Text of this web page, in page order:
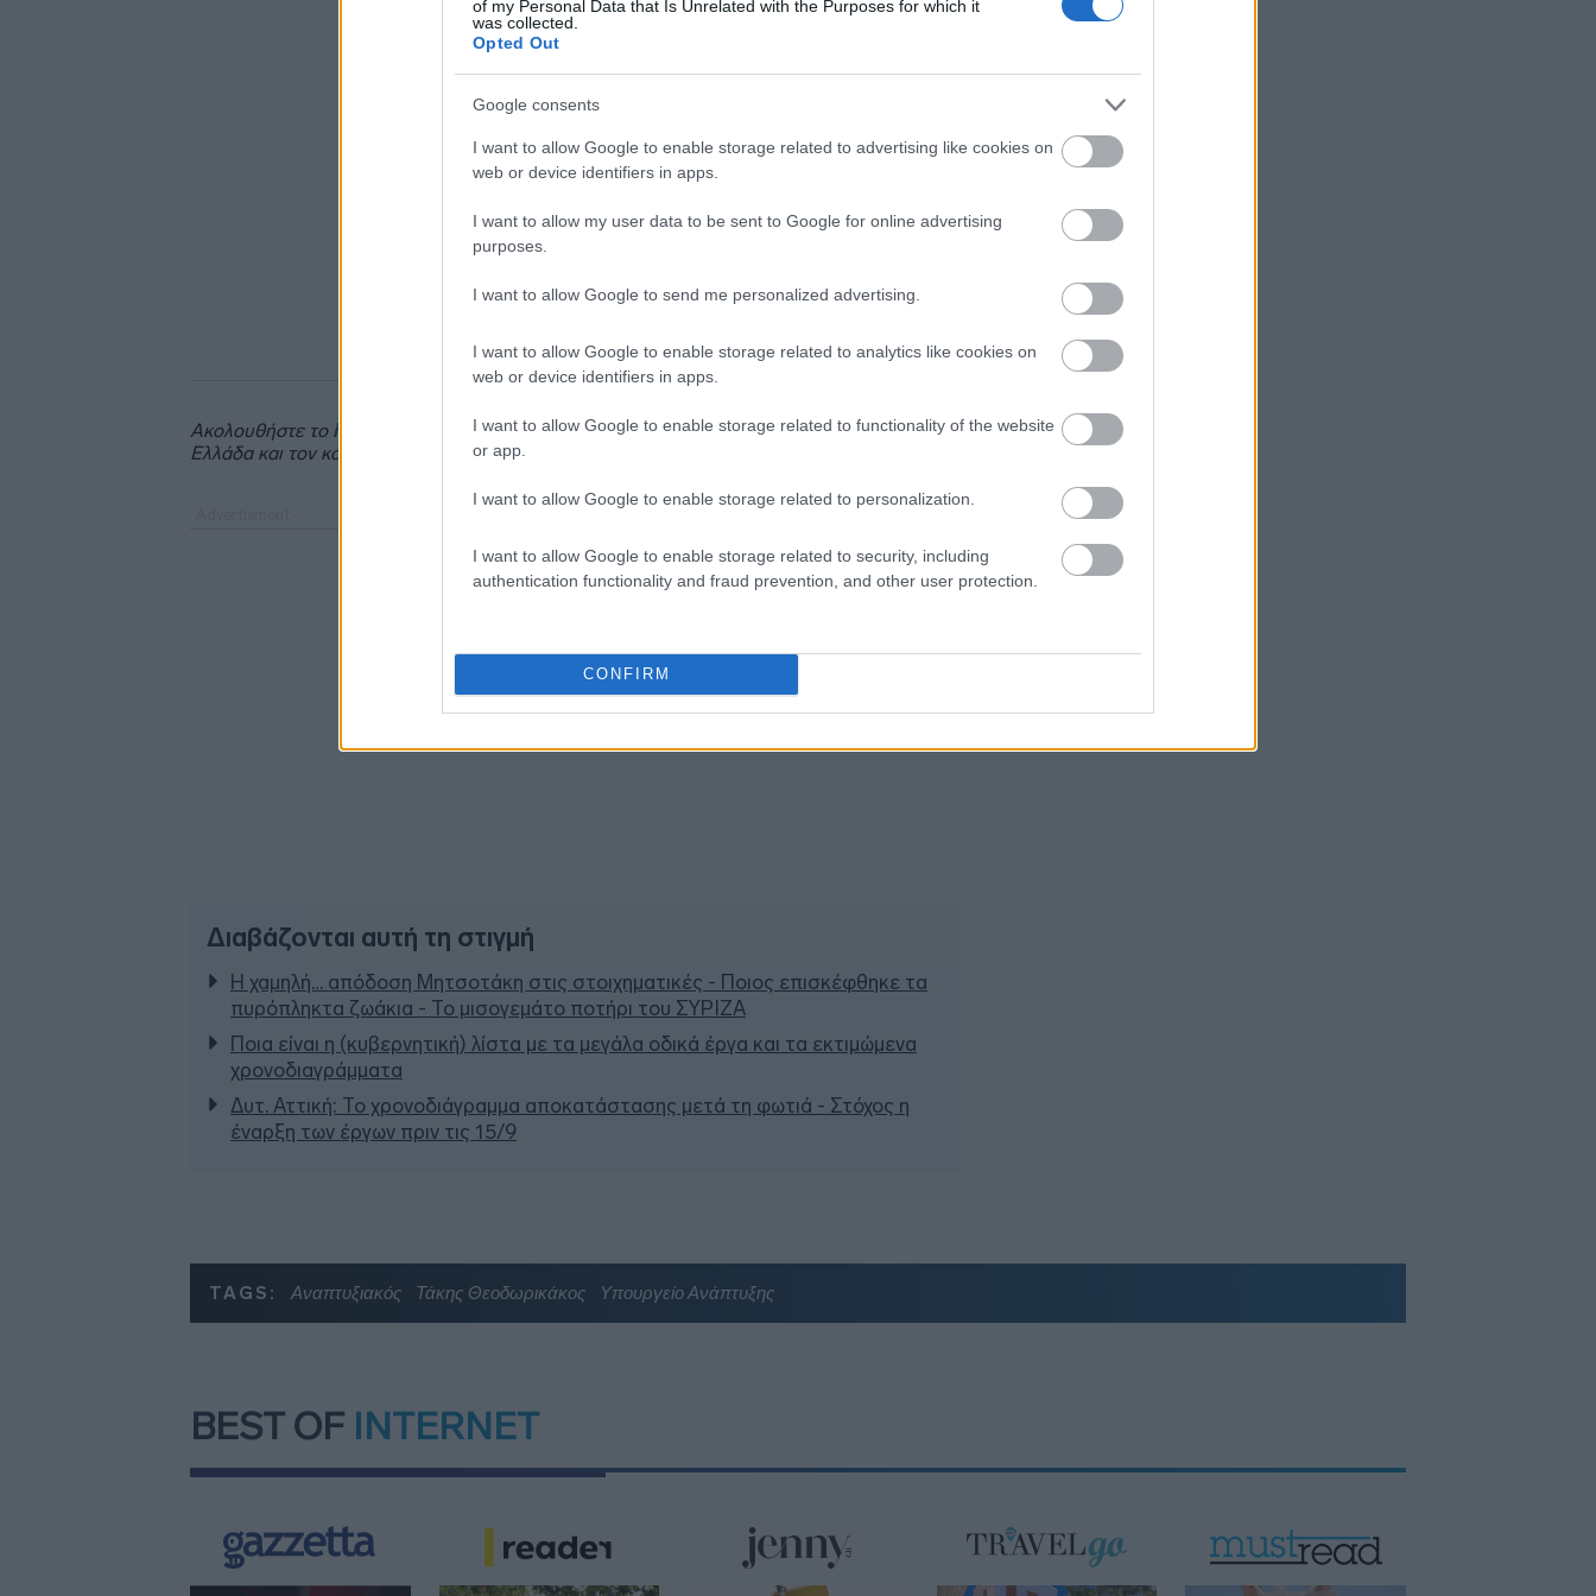
of my Personal Data that Is Unrelated with the Purposes for which it
was collected.
Opted Out
Google consents
I want to allow Google to enable storage related to advertising like cookies on
web or device identifiers in apps.
I want to allow my user data to be sent to Google for online advertising
purposes.
I want to allow Google to send me personalized advertising.
I want to allow Google to enable storage related to analytics like cookies on
web or device identifiers in apps.
I want to allow Google to enable storage related to functionality of the website
or app.
I want to allow Google to enable storage related to personalization.
I want to allow Google to enable storage related to security, including
authentication functionality and fraud prevention, and other user protection.
CONFIRM
Ακολουθήστε το insider.gr στο Google Newsκαι μάθετε πρώτοι όλες τιςειδήσειςαπό την
Ελλάδα και τον κόσμο.
Διαβάζονται αυτή τη στιγμή
Η χαμηλή… απόδοση Μητσοτάκη στις στοιχηματικές - Ποιος επισκέφθηκε τα
πυρόπληκτα ζωάκια - Το μισογεμάτο ποτήρι του ΣΥΡΙΖΑ
Ποια είναι η (κυβερνητική) λίστα με τα μεγάλα οδικά έργα και τα εκτιμώμενα
χρονοδιαγράμματα
Δυτ. Αττική: Το χρονοδιάγραμμα αποκατάστασης μετά τη φωτιά - Στόχος η
έναρξη των έργων πριν τις 15/9
της επέκτασης του Μετρό
18η συνεχόμενη χρονιά
19:35
Νέος γύρος χρηματοδότησης 8 δισ.
δολαρίων για τη DeepSeek
Βρεττού (Credia): Πιστωτική επέκταση
άνω των 1,3 δισ. ευρώ φέτος -
Στα πράσινα οι ευρωαγορές - Νέο
ενδοσυνεδριακό ρεκόρ για τον Stoxx
Πυρκαγιές: 325 αυτοψίες στις
κτίρια σε Δυτ. Αττική και Ρέθυμνο
TAGS: Αναπτυξιακός Τάκης Θεοδωρικάκος Υπουργείο Ανάπτυξης
BEST OF INTERNET